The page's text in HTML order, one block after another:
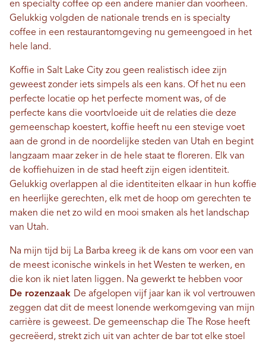
en specialty coffee op een andere manier dan voorheen.
Gelukkig volgden de nationale trends en is specialty
coffee in een restaurantomgeving nu gemeengoed in het
hele land.
Koffie in Salt Lake City zou geen realistisch idee zijn
geweest zonder iets simpels als een kans. Of het nu een
perfecte locatie op het perfecte moment was, of de
perfecte kans die voortvloeide uit de relaties die deze
gemeenschap koestert, koffie heeft nu een stevige voet
aan de grond in de noordelijke steden van Utah en begint
langzaam maar zeker in de hele staat te floreren. Elk van
de koffiehuizen in de stad heeft zijn eigen identiteit.
Gelukkig overlappen al die identiteiten elkaar in hun koffie
en heerlijke gerechten, elk met de hoop om gerechten te
maken die net zo wild en mooi smaken als het landschap
van Utah.
Na mijn tijd bij La Barba kreeg ik de kans om voor een van
de meest iconische winkels in het Westen te werken, en
die kon ik niet laten liggen. Na gewerkt te hebben voor
De rozenzaak De afgelopen vijf jaar kan ik vol vertrouwen
zeggen dat dit de meest lonende werkomgeving van mijn
carrière is geweest. De gemeenschap die The Rose heeft
gecreëerd, strekt zich uit van achter de bar tot elke stoel